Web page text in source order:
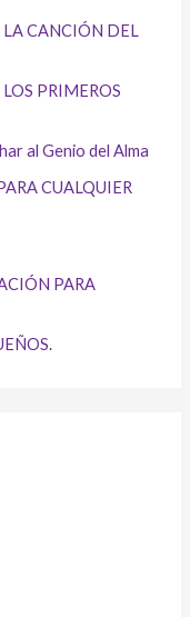
LA CANCIÓN DEL
PRIMEROS
al Genio del Alma
CUALQUIER
PARA